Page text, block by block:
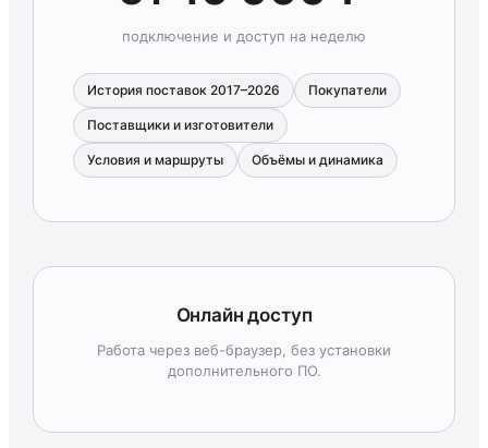
подключение и доступ на неделю
История поставок 2017–2026 Покупатели
Поставщики и изготовители
Условия и маршруты Объёмы и динамика
Онлайн доступ
Работа через веб-браузер, без установки
дополнительного ПО.